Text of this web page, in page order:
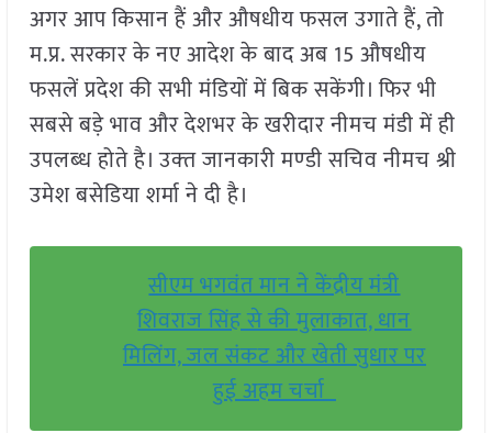
अगर आप किसान हैं और औषधीय फसल उगाते हैं, तो
म.प्र. सरकार के नए आदेश के बाद अब 15 औषधीय
फसलें प्रदेश की सभी मंडियों में बिक सकेंगी। फिर भी
सबसे बड़े भाव और देशभर के खरीदार नीमच मंडी में ही
उपलब्‍ध होते है। उक्‍त जानकारी मण्‍डी सचिव नीमच श्री
उमेश बसेडिया शर्मा ने दी है।
सीएम भगवंत मान ने केंद्रीय मंत्री
शिवराज सिंह से की मुलाकात, धान
मिलिंग, जल संकट और खेती सुधार पर
हुई अहम चर्चा